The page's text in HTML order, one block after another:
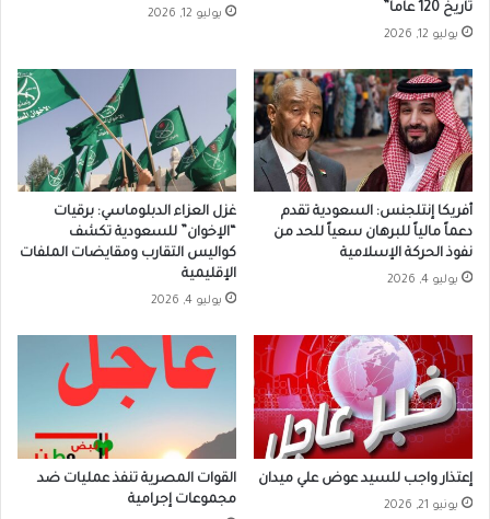
تاريخ 120 عاماً”
يوليو 12, 2026
يوليو 12, 2026
أفريكا إنتلجنس: السعودية تقدم
دعماً مالياً للبرهان سعياً للحد من
نفوذ الحركة الإسلامية
يوليو 4, 2026
غزل العزاء الدبلوماسي: برقيات
“الإخوان” للسعودية تكشف
كواليس التقارب ومقايضات الملفات
الإقليمية
يوليو 4, 2026
إعتذار واجب للسيد عوض علي ميدان
يونيو 21, 2026
القوات المصرية تنفذ عمليات ضد
مجموعات إجرامية